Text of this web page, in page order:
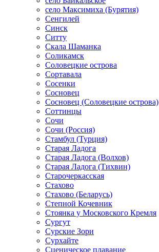
село Максимиха (Бурятия)
Сенгилей
Синск
Ситту
Скала Шаманка
Соликамск
Соловецкие острова
Сортавала
Сосенки
Сосновец
Сосновец (Соловецкие острова)
Соттинцы
Сочи
Сочи (Россия)
Стамбул (Турция)
Старая Ладога
Старая Ладога (Волхов)
Старая Ладога (Тихвин)
Старочеркасская
Стахово
Стахово (Беларусь)
Степной Кочевник
Стоянка у Московского Кремля
Сургут
Сурские Зори
Сурхайте
Сценическое плавание